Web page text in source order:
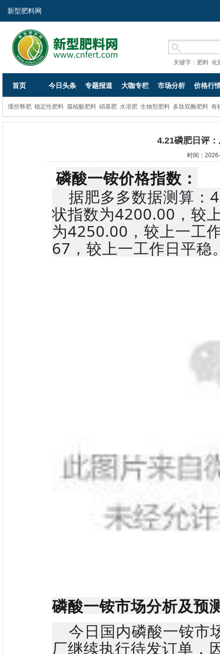
新型肥料网
关键字： 肥料 化
首页 今日头条 专题报道 大咖专栏 市场分析 价格行
缓控释肥 稳定性肥料 腐植酸肥料 硝基肥 水溶肥 生物型肥料 多肽双酶肥料 有
4.21磷肥日评
时间：
磷酸一铵价格指数：
据肥多多数据测算：
状指数为4200.00，较
为4250.00，较上一工
67，较上一工作日平稳
磷酸一铵市场分析及预
今日国内磷酸一铵市
厂继续执行待发订单，